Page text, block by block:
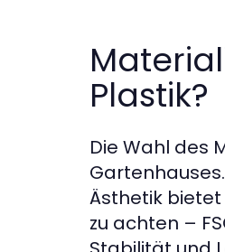
Plastik?
Die Wahl des
Ästhetik bietet
zu achten –